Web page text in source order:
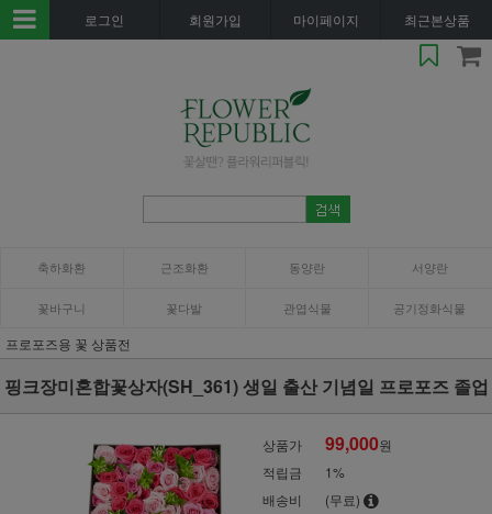
로그인 회원가입 마이페이지 최근본상품
축하화환 근조화환 동양란 서양란
꽃바구니 꽃다발 관엽식물 공기정화식물
프로포즈용 꽃 상품전
핑크장미혼합꽃상자(SH_361) 생일 출산 기념일 프로포즈 졸업
상품가 99,000원
적립금
1%
배송비
(무료)